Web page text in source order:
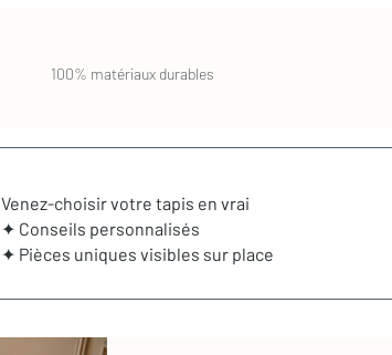
100% matériaux durables
Venez-choisir votre tapis en vrai
✦ Conseils personnalisés
✦ Pièces uniques visibles sur place